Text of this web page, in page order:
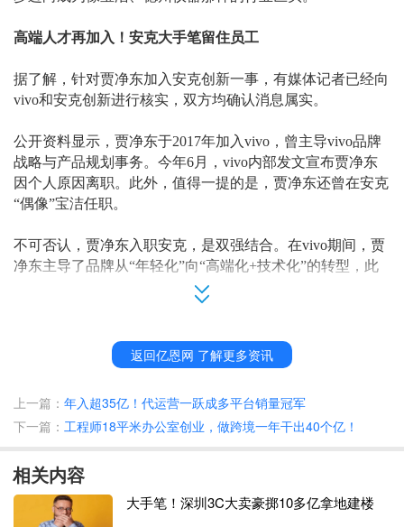
高端人才再加入！安克大手笔留住员工
据了解，针对贾净东加入安克创新一事，有媒体记者已经向
vivo和安克创新进行核实，双方均确认消息属实。
公开资料显示，贾净东于2017年加入vivo，曾主导vivo品牌
战略与产品规划事务。今年6月，vivo内部发文宣布贾净东
因个人原因离职。此外，值得一提的是，贾净东还曾在安克
“偶像”宝洁任职。
不可否认，贾净东入职安克，是双强结合。在vivo期间，贾
净东主导了品牌从“年轻化”向“高端化+技术化”的转型，此
次全新起航也将进一步全面提升安克的品牌势能。
标准的人才选用育留，已培育、组建成一支国际化的高素质
人才团队。据了解，安克招募优秀人才的途径有
一方面，加大以校招生为主体的未来创造者招募，完善培训
体系、实践机会和成长空间，构建具有内部成长性的人才梯
计划，希望通过系统性培养，用三到五年时间让这些年轻人
成长为各领域独当一面的人才；
返回亿恩网 了解更多资讯
上一篇： 年入超35亿！代运营一跃成多平台销量冠军
下一篇： 工程师18平米办公室创业，做跨境一年干出40个亿！
相关内容
大手笔！深圳3C大卖豪掷10多亿拿地建楼